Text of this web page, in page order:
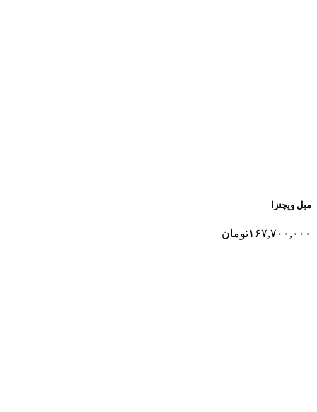
مبل ویچنزا
۱۶۷,۷۰۰,۰۰۰تومان